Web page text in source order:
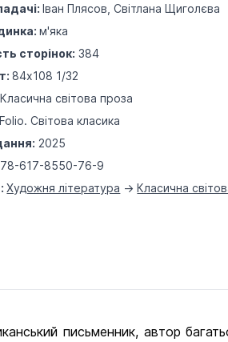
Іван Плясов, Світлана Щиголєва
м'яка
сторінок: 384
84х108 1/32
Класична світова проза
Folio. Світова класика
2025
617-8550-76-9
Художня література ->Класична
письменник, автор